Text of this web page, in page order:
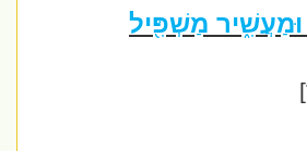
מַשְׁפִּ֖יל